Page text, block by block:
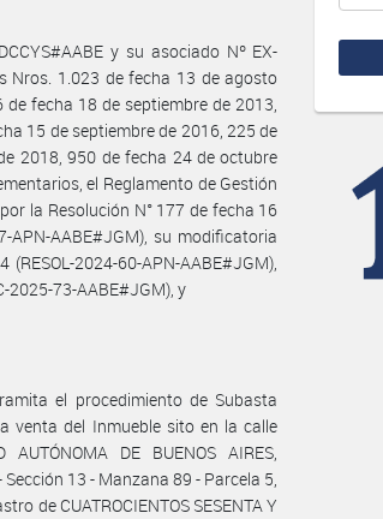
y su asociado Nº EX-
Nros. 1.023 de fecha 13 de agosto
fecha 18 de septiembre de 2013,
15 de septiembre de 2016, 225 de
2018, 950 de fecha 24 de octubre
el Reglamento de Gestión
la Resolución N° 177 de fecha 16
APN-AABE#JGM), su modificatoria
2024-60-APN-AABE#JGM),
2025-73-AABE#JGM), y
el procedimiento de Subasta
venta del Inmueble sito en la calle
DE BUENOS AIRES,
13 - Manzana 89 - Parcela 5,
de CUATROCIENTOS SESENTA Y